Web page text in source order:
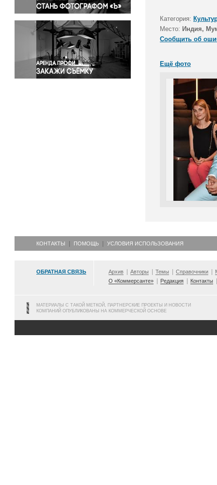
Религия
Светская жизнь
Спорт
Экология
Экономика и бизнес
Категория:
Место: Индия,
Сообщить об
Ещё фото
КОНТАКТЫ ПОМОЩЬ УСЛОВИЯ ИСПОЛЬЗОВАНИЯ
ОБРАТНАЯ СВЯЗЬ Архив Авторы Темы Справочники
О «Коммерсанте»
Редакция Контакты
МАТЕРИАЛЫ С ТАКОЙ МЕТКОЙ, ПАРТНЕРСКИЕ ПРОЕКТЫ И НОВОСТИ
КОМПАНИЙ ОПУБЛИКОВАНЫ НА КОММЕРЧЕСКОЙ ОСНОВЕ